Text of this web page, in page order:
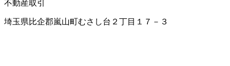
不動産取引
埼玉県比企郡嵐山町むさし台２丁目１７－３